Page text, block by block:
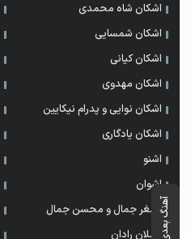
آهنگ بعدی
اشکان شاه محمدی
اشکان شمسایی
اشکان کیانی
اشکان مهدوی
اشکان نوایی و پدرام نیکایین
اشکان یادگاری
اشنو
اشوان
اصغر جمال و محسن جمال
اصلان رادان